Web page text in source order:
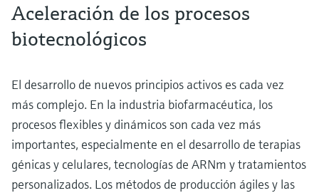
Aceleración de los procesos
biotecnológicos
El desarrollo de nuevos principios activos es cada vez
más complejo. En la industria biofarmacéutica, los
procesos flexibles y dinámicos son cada vez más
importantes, especialmente en el desarrollo de terapias
génicas y celulares, tecnologías de ARNm y tratamientos
personalizados. Los métodos de producción ágiles y las